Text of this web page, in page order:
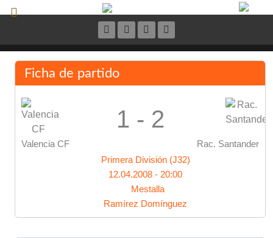
Ficha de partido
Valencia CF
1 - 2
Rac. Santander
Primera División (J32)
12.04.2008 - 20:00
Mestalla
Ramírez Domínguez